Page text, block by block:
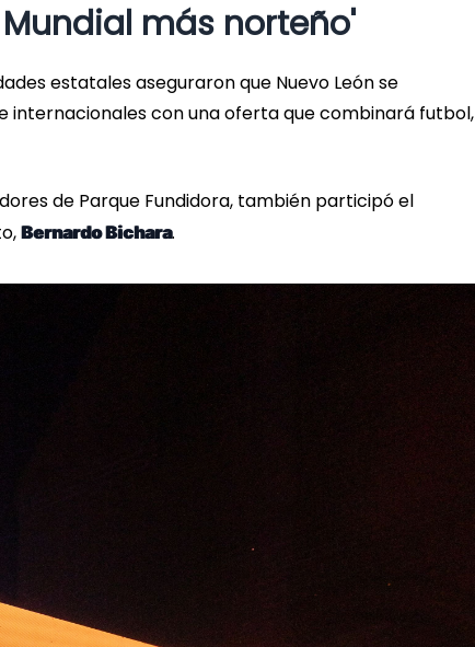
más norteño'
estatales aseguraron que Nuevo León se
con una oferta que combinará futbol,
de Parque Fundidora, también participó el
Bernardo Bichara.